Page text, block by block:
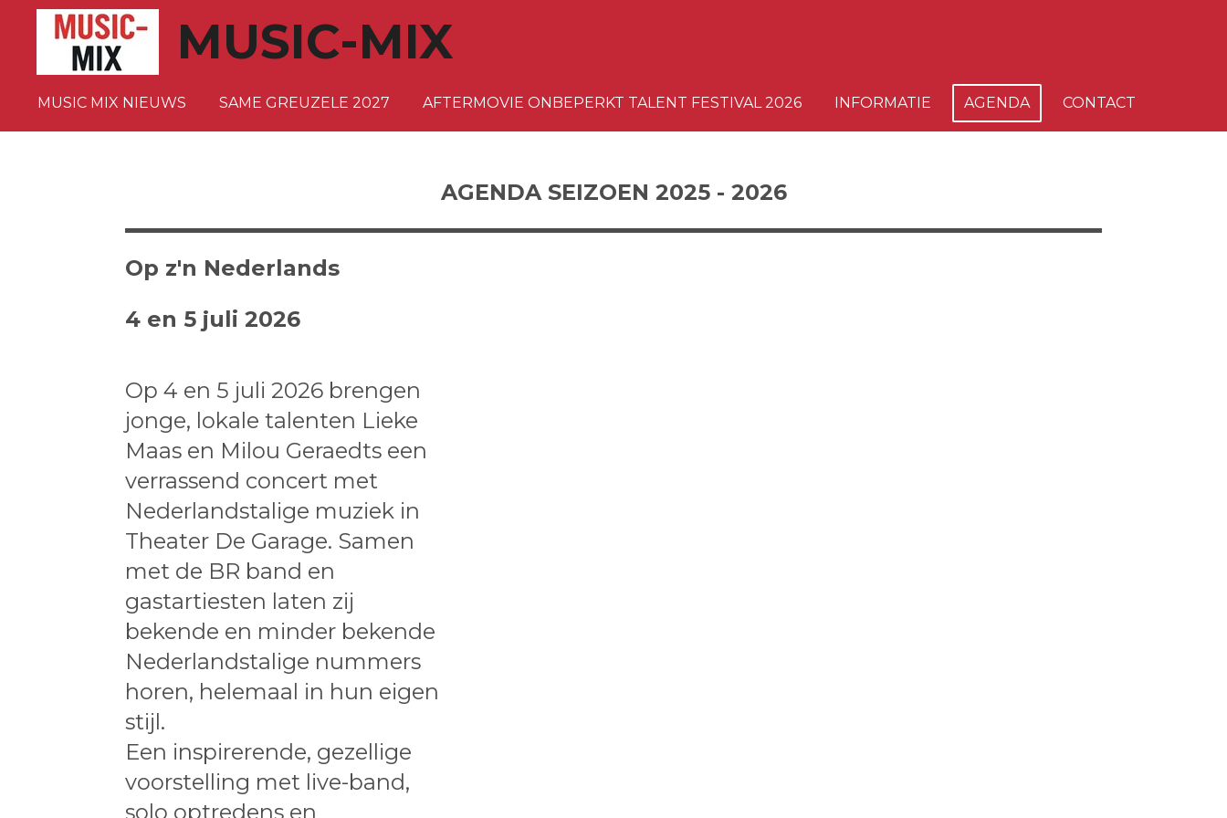
MUSIC-MIX
MUSIC MIX NIEUWS SAME GREUZELE 2027 AFTERMOVIE ONBEPERKT TALENT FESTIVAL 2026 INFORMATIE AGENDA CONTACT
AGENDA SEIZOEN 2025 - 2026
Op z'n Nederlands
4 en 5 juli 2026
Op 4 en 5 juli 2026 brengen
jonge, lokale talenten Lieke
Maas en Milou Geraedts een
verrassend concert met
Nederlandstalige muziek in
Theater De Garage. Samen
met de BR band en
gastartiesten laten zij
bekende en minder bekende
Nederlandstalige nummers
horen, helemaal in hun eigen
stijl.
Een inspirerende, gezellige
voorstelling met live-band,
solo optredens en